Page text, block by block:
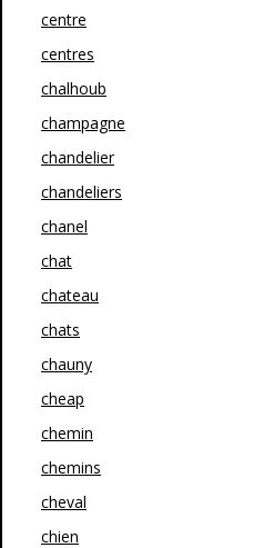
centre
centres
chalhoub
champagne
chandelier
chandeliers
chanel
chat
chateau
chats
chauny
cheap
chemin
chemins
cheval
chien